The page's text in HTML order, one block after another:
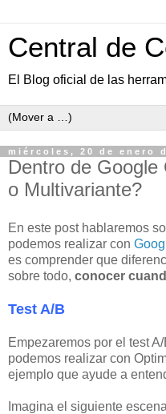
Central de
El Blog oficial de las
miércoles, 20 de enero
Dentro de
o Multivariante?
En este post hablaremos
podemos realizar con
es comprender que
sobre todo, conocer
Test A/B
Empezaremos por el test
podemos realizar con
ejemplo que ayude a
Imagina el siguiente